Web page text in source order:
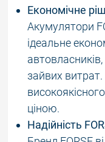
Економічне
Акумулятори
ідеальне
автовласників,
зайвих
ціною.
Надійність